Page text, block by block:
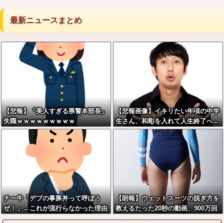
最新ニュースまとめ
【悲報】「美人すぎる県警本部長」
失職ｗｗｗｗｗｗｗｗｗ
【悲報画像】イキリたい年頃の中学
生さん、和彫を入れて人生終了へ←
これw w w w w w
チー牛「デブの事豚丼って呼ぼう
ぜ！」←これが流行らなかった理由
【朗報】ウェットスーツの脱ぎ方を
教えるたった20秒の動画、900万回
以上再生される